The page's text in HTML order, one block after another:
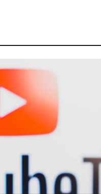
realidad
en
Partidos
Robbie y